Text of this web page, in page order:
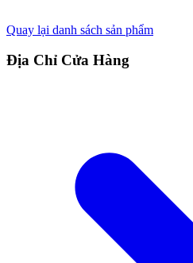
Quay lại danh sách sản phẩm
Địa Chỉ Cửa Hàng